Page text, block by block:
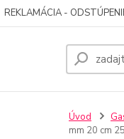
REKLAMÁCIA -
Úvod
mm 20 cm